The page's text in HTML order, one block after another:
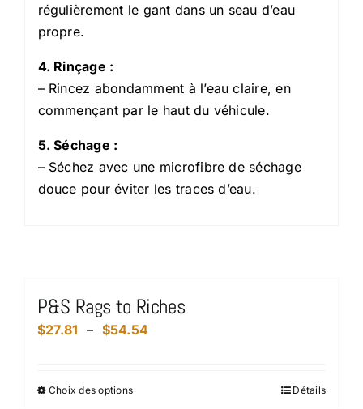
régulièrement le gant dans un seau d’eau
propre.
4. Rinçage :
– Rincez abondamment à l’eau claire, en
commençant par le haut du véhicule.
5. Séchage :
– Séchez avec une microfibre de séchage
douce pour éviter les traces d’eau.
P&S Rags to Riches
$27.81 – $54.54Plage
Choix des optionsCe
Détails